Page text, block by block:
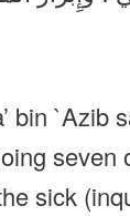
bin `Azib
seven
sick